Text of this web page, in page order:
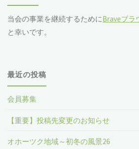
当会の事業を継続するためにBraveブラ
と幸いです。
最近の投稿
会員募集
【重要】投稿先変更のお知らせ
オホーツク地域～初冬の風景26